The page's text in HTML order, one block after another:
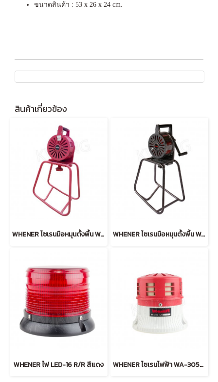
ขนาดสินค้า : 53 x 26 x 24 cm.
สินค้าเกี่ยวข้อง
WHENER ไซเรนมือหมุนตั้งพื้น WA-251-GR สีแดง WHENER ไซเรนมือหมุนตั้งพื้น WA-251-GR สีเทา
WHENER ไฟ LED-16 R/R สีแดง WHENER ไซเรนไฟฟ้า WA-305B-R (24V) สีแดง